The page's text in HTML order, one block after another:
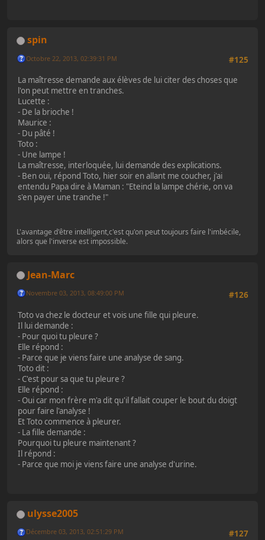
spin
#125
Octobre 22, 2013, 02:39:31 PM
La maîtresse demande aux élèves de lui citer des choses que
l'on peut mettre en tranches.
Lucette :
- De la brioche !
Maurice :
- Du pâté !
Toto :
- Une lampe !
La maîtresse, interloquée, lui demande des explications.
- Ben oui, répond Toto, hier soir en allant me coucher, j'ai
entendu Papa dire à Maman : "Eteind la lampe chérie, on va
s'en payer une tranche !"
L'avantage d'être intelligent,c'est qu'on peut toujours faire l'imbécile,
alors que l'inverse est impossible.
Jean-Marc
#126
Novembre 03, 2013, 08:49:00 PM
Toto va chez le docteur et vois une fille qui pleure.
Il lui demande :
- Pour quoi tu pleure ?
Elle répond :
- Parce que je viens faire une analyse de sang.
Toto dit :
- C'est pour sa que tu pleure ?
Elle répond :
- Oui car mon frère m'a dit qu'il fallait couper le bout du doigt
pour faire l'analyse !
Et Toto commence à pleurer.
- La fille demande :
Pourquoi tu pleure maintenant ?
Il répond :
- Parce que moi je viens faire une analyse d'urine.
ulysse2005
#127
Décembre 03, 2013, 02:51:29 PM